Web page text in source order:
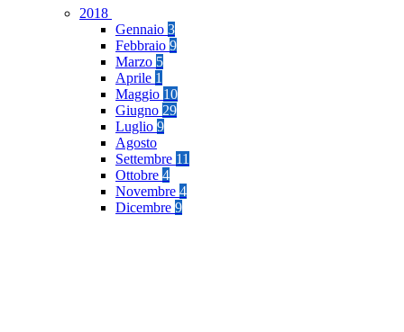
2018
Gennaio 3
Febbraio 9
Marzo 5
Aprile 1
Maggio 10
Giugno 29
Luglio 9
Agosto
Settembre 11
Ottobre 4
Novembre 4
Dicembre 9